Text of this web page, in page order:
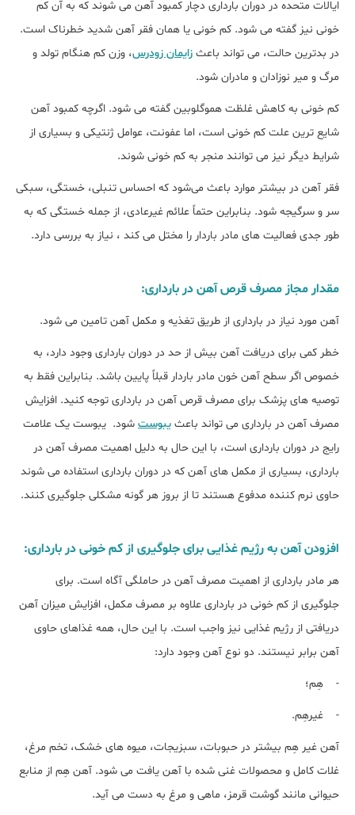
ایالات متحده در دوران بارداری دچار کمبود آهن می شوند که به آن کم
خونی نیز گفته می شود. کم خونی یا همان فقر آهن شدید خطرناک است.
در بدترین حالت، می تواند باعث زایمان زودرس، وزن کم هنگام تولد و
مرگ و میر نوزادان و مادران شود.
کم خونی به کاهش غلظت هموگلوبین گفته می شود. اگرچه کمبود آهن
شایع ترین علت کم خونی است، اما عفونت، عوامل ژنتیکی و بسیاری از
شرایط دیگر نیز می توانند منجر به کم خونی شوند.
فقر آهن در بیشتر موارد باعث می‌شود که احساس تنبلی، خستگی، سبکی
سر و سرگیجه شود. بنابراین حتماً علائم غیرعادی، از جمله خستگی که به
طور جدی فعالیت های مادر باردار را مختل می کند ، نیاز به بررسی دارد.
مقدار مجاز مصرف قرص آهن در بارداری:
آهن مورد نیاز در بارداری از طریق تغذیه و مکمل آهن تامین می شود.
خطر کمی برای دریافت آهن بیش از حد در دوران بارداری وجود دارد، به
خصوص اگر سطح آهن خون مادر باردار قبلاً پایین باشد. بنابراین فقط به
توصیه های پزشک برای مصرف قرص آهن در بارداری توجه کنید. افزایش
مصرف آهن در بارداری می تواند باعث یبوست شود. یبوست یک علامت
رایج در دوران بارداری است، با این حال به دلیل اهمیت مصرف آهن در
بارداری، بسیاری از مکمل های آهن که در دوران بارداری استفاده می شوند
حاوی نرم کننده مدفوع هستند تا از بروز هر گونه مشکلی جلوگیری کنند.
افزودن آهن به رژیم غذایی برای جلوگیری از کم خونی در بارداری:
هر مادر بارداری از اهمیت مصرف آهن در حاملگی آگاه است. برای
جلوگیری از کم خونی در بارداری علاوه بر مصرف مکمل، افزایش میزان آهن
دریافتی از رژیم غذایی نیز واجب است. با این حال، همه غذاهای حاوی
آهن برابر نیستند. دو نوع آهن وجود دارد:
- هِم؛
- غیرهِم.
آهن غیر هِم بیشتر در حبوبات، سبزیجات، میوه های خشک، تخم مرغ،
غلات کامل و محصولات غنی شده با آهن یافت می شود. آهن هِم از منابع
حیوانی مانند گوشت قرمز، ماهی و مرغ به دست می آید.